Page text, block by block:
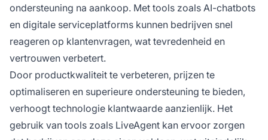
ondersteuning na aankoop. Met tools zoals AI-chatbots
en digitale serviceplatforms kunnen bedrijven snel
reageren op klantenvragen, wat tevredenheid en
vertrouwen verbetert.
Door productkwaliteit te verbeteren, prijzen te
optimaliseren en superieure ondersteuning te bieden,
verhoogt technologie klantwaarde aanzienlijk. Het
gebruik van tools zoals LiveAgent kan ervoor zorgen